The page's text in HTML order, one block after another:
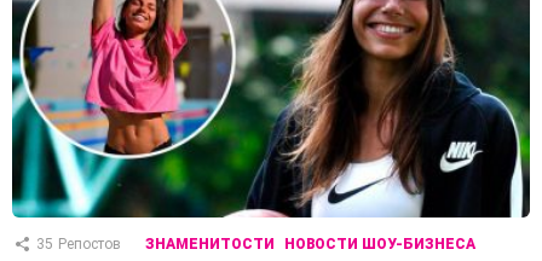
35 Репостов ЗНАМЕНИТОСТИ НОВОСТИ ШОУ-БИЗНЕСА